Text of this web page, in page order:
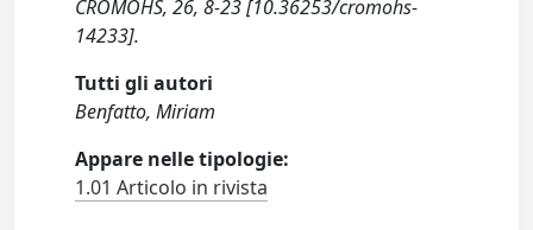
CROMOHS, 26, 8-23 [10.36253/cromohs-
14233].
Tutti gli autori
Benfatto, Miriam
Appare nelle tipologie:
1.01 Articolo in rivista